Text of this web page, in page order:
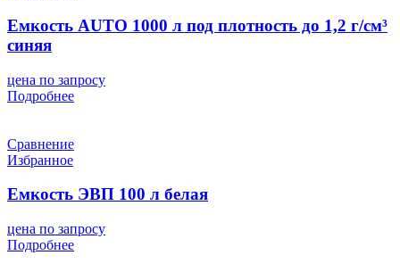
Емкость AUTO 1000 л под плотность до 1,2 г/см³
синяя
цена по запросу
Подробнее
Сравнение
Избранное
Емкость ЭВП 100 л белая
цена по запросу
Подробнее